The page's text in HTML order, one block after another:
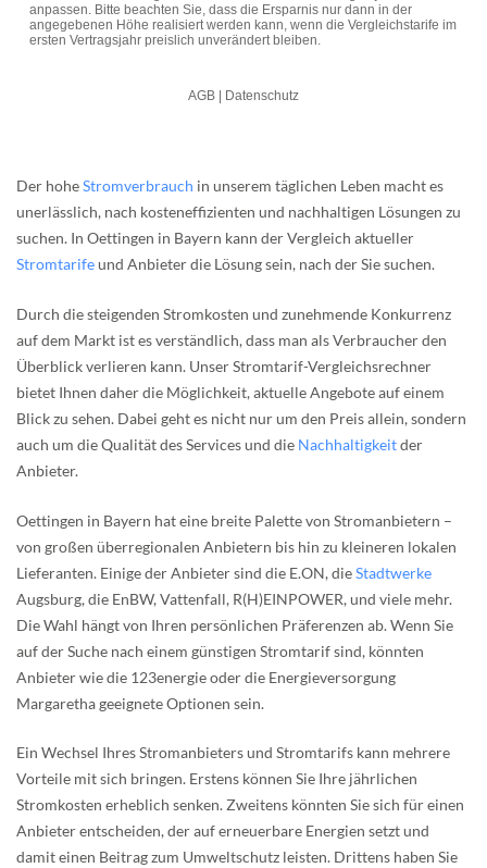
Der hoheStromverbrauch in unserem täglichen Leben macht es
unerlässlich, nach kosteneffizienten und nachhaltigen Lösungen zu
suchen. In Oettingen in Bayern kann der Vergleich aktueller
Stromtarifeund Anbieter die Lösung sein, nach der Sie suchen.
Durch die steigenden Stromkosten und zunehmende Konkurrenz
auf dem Markt ist es verständlich, dass man als Verbraucher den
Überblick verlieren kann. Unser Stromtarif-Vergleichsrechner
bietet Ihnen daher die Möglichkeit, aktuelle Angebote auf einem
Blick zu sehen. Dabei geht es nicht nur um den Preis allein, sondern
auch um die Qualität des Services und die Nachhaltigkeitder
Anbieter.
Oettingen in Bayern hat eine breite Palette von Stromanbietern –
von großen überregionalen Anbietern bis hin zu kleineren lokalen
Lieferanten. Einige der Anbieter sind die E.ON, dieStadtwerke
Augsburg, die EnBW, Vattenfall, R(H)EINPOWER, und viele mehr.
Die Wahl hängt von Ihren persönlichen Präferenzen ab. Wenn Sie
auf der Suche nach einem günstigen Stromtarif sind, könnten
Anbieter wie die 123energie oder die Energieversorgung
Margaretha geeignete Optionen sein.
Ein Wechsel Ihres Stromanbieters und Stromtarifs kann mehrere
Vorteile mit sich bringen. Erstens können Sie Ihre jährlichen
Stromkosten erheblich senken. Zweitens könnten Sie sich für einen
Anbieter entscheiden, der auf erneuerbare Energien setzt und
damit einen Beitrag zum Umweltschutz leisten. Drittens haben Sie